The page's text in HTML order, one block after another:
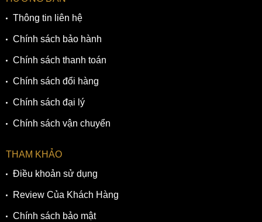
Thông tin liên hệ
Chính sách bảo hành
Chính sách thanh toán
Chính sách đổi hàng
Chính sách đại lý
Chính sách vận chuyển
THAM KHẢO
Điều khoản sử dụng
Review Của Khách Hàng
Chính sách bảo mật